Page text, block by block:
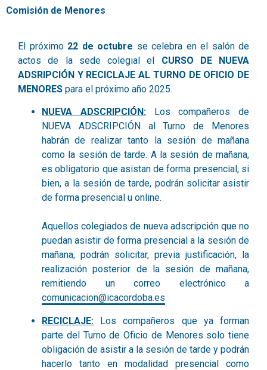
Comisión de Menores
El próximo 22 de octubre se celebra en el salón de
actos de la sede colegial el CURSO DE NUEVA
ADSRIPCIÓN Y RECICLAJE AL TURNO DE OFICIO DE
MENORES para el próximo año 2025.
NUEVA ADSCRIPCIÓN:Los compañeros de
NUEVA ADSCRIPCIÓN al Turno de Menores
habrán de realizar tanto la sesión de mañana
como la sesión de tarde. A la sesión de mañana,
es obligatorio que asistan de forma presencial, si
bien, a la sesión de tarde, podrán solicitar asistir
de forma presencial u online.
Aquellos colegiados de nueva adscripción que no
puedan asistir de forma presencial a la sesión de
mañana, podrán solicitar, previa justificación, la
realización posterior de la sesión de mañana,
remitiendo un correo electrónico a
comunicacion@icacordoba.es
RECICLAJE: Los compañeros que ya forman
parte del Turno de Oficio de Menores solo tiene
obligación de asistir a la sesión de tarde y podrán
hacerlo tanto en modalidad presencial como